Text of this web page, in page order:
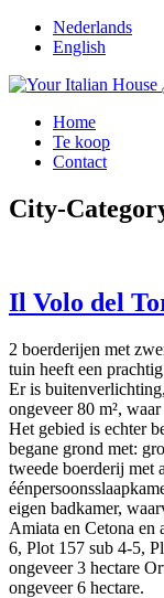
Nederlands
English
Home
Te koop
Contact
City-
Il Volo del
2 boerderijen met
tuin heeft een
Er is
ongeveer 80 m²,
Het gebied is echter
begane grond met:
tweede boerderij met
eigen badkamer,
Amiata en Cetona en
6, Plot 157 sub 4-5,
ongeveer 3 hectare
ongeveer 6 hectare.